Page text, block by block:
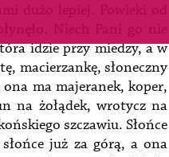
dużo lepiej. Powieki od
Niech Pani go nie
idzie przy miedzy, a w
macierzankę, słoneczny
ma majeranek, koper,
na żołądek, wrotycz na
szczawiu. Słońce
już za górą, a ona